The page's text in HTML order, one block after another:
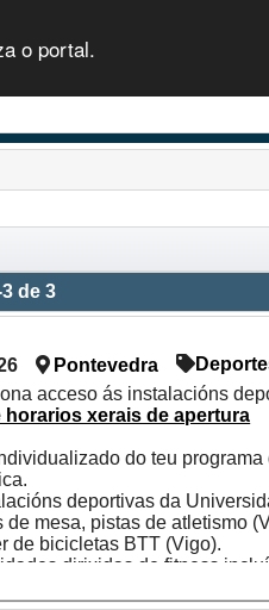
o portal.
de 3
Pontevedra
acceso ás instalacións
xerais de apertura
do teu
deportivas da
mesa, pistas de atletismo
de bicicletas BTT (Vigo).
dirixidas de fitness
as persoas da comunidade